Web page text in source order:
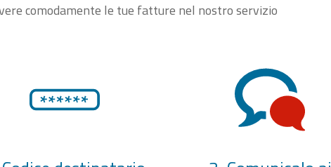
comodamente le tue fatture nel nostro servizio